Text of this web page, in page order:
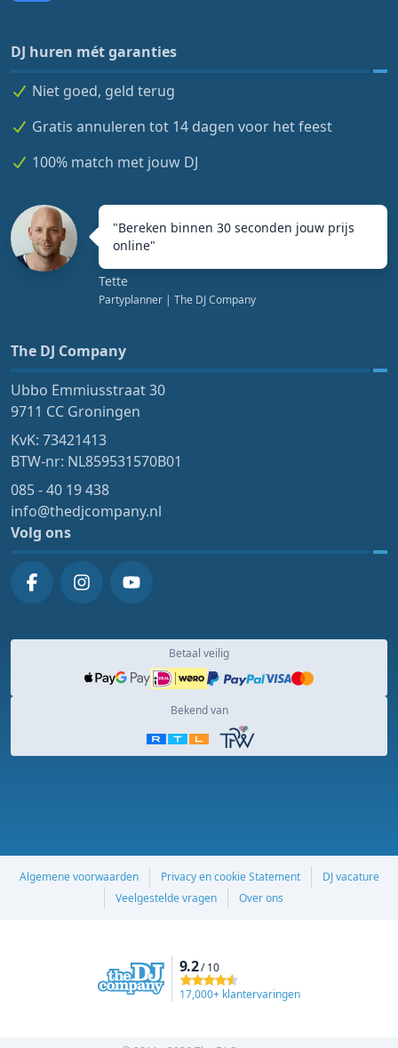
DJ huren mét garanties
Niet goed, geld terug
Gratis annuleren tot 14 dagen voor het feest
100% match met jouw DJ
"Bereken binnen 30 seconden jouw prijs
online"
Tette
Partyplanner | The DJ Company
The DJ Company
Ubbo Emmiusstraat 30
9711 CC Groningen
KvK: 73421413
BTW-nr: NL859531570B01
085 - 40 19 438
info@thedjcompany.nl
Volg ons
Betaal veilig
Bekend van
Algemene voorwaarden Privacy en cookie Statement
DJ vacature
Veelgestelde vragen
Over ons
9.2/ 10
17,000+ klantervaringen